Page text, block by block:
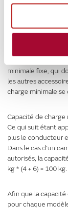
(valeur nominale
la masse de
(voir ci-dessus n°
techniquement
minimale fixe, qui
les autres
charge minimale se
Capacité de charge
Ce qui suit étant
plus le conducteur
Dans le cas d’un
autorisés, la
kg * (4 + 6) = 100 kg.
Afin que la
pour chaque